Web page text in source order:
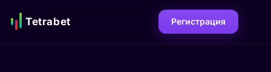
Tetrabet Регистрация